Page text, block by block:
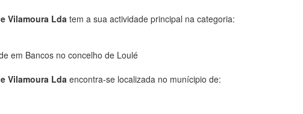
Vilamoura Lda tem a sua actividade principal na categoria:
em Bancos no concelho de Loulé
Vilamoura Lda encontra-se localizada no munícipio de: